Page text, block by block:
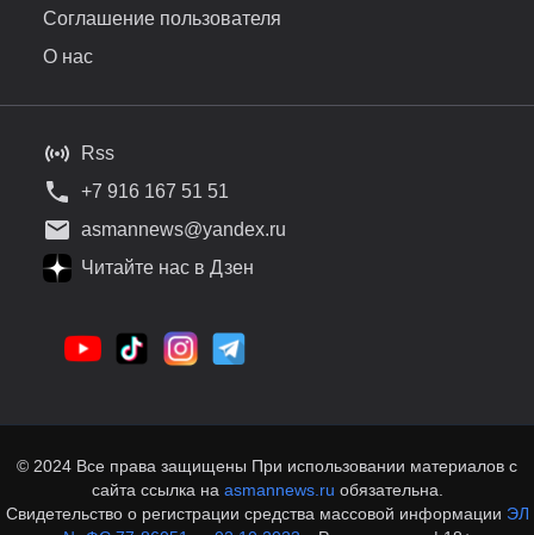
Соглашение пользователя
О нас
Rss
+7 916 167 51 51
asmannews@yandex.ru
Читайте нас в Дзен
© 2024 Все права защищены При использовании материалов с
сайта ссылка на asmannews.ru обязательна.
Свидетельство о регистрации средства массовой информации ЭЛ